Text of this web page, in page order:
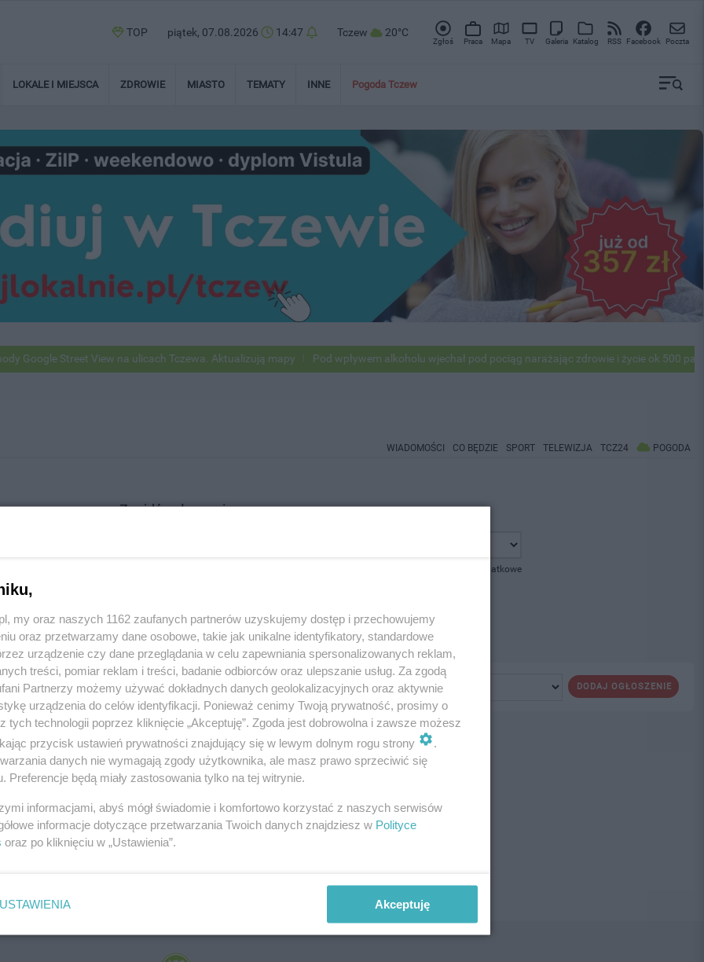
TOP piątek, 07.08.2026 14:47 Tczew 20°C
Zgłoś Praca Mapa TV Galeria Katalog RSS Facebook Poczta
LOKALE I MIEJSCA ZDROWIE MIASTO TEMATY INNE Pogoda Tczew
Street View na ulicach Tczewa. Aktualizują mapy Pod wpływem alkoholu wjechał pod pociąg narażając zdrowie i życie ok 500
WIADOMOŚCI CO BĘDZIE SPORT TELEWIZJA TCZ24 POGODA
Znajdź ogłoszenie
pokaż opcje dodatkowe
DODAJ OGŁOSZENIE
ogłoszenie nie istnieje lub nie jest jeszcze aktywne!
my oraz naszych 1162 zaufanych partnerów uzyskujemy dostęp i przechowujemy
oraz przetwarzamy dane osobowe, takie jak unikalne identyfikatory, standardowe
urządzenie czy dane przeglądania w celu zapewniania spersonalizowanych reklam,
treści, pomiar reklam i treści, badanie odbiorców oraz ulepszanie usług. Za zgodą
Partnerzy możemy używać dokładnych danych geolokalizacyjnych oraz aktywnie
urządzenia do celów identyfikacji. Ponieważ cenimy Twoją prywatność, prosimy o
tych technologii poprzez kliknięcie „Akceptuję”. Zgoda jest dobrowolna i zawsze możesz
przycisk ustawień prywatności znajdujący się w lewym dolnym rogu strony
danych nie wymagają zgody użytkownika, ale masz prawo sprzeciwić się
Preferencje będą miały zastosowania tylko na tej witrynie.
informacjami, abyś mógł świadomie i komfortowo korzystać z naszych serwisów
informacje dotyczące przetwarzania Twoich danych znajdziesz w Polityce
oraz po kliknięciu w „Ustawienia”.
USTAWIENIA Akceptuję